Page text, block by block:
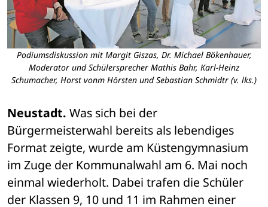
Podiumsdiskussion mit Margit Giszas, Dr. Michael Bökenhauer,
Moderator und Schülersprecher Mathis Bahr, Karl-Heinz
Schumacher, Horst vonm Hörsten und Sebastian Schmidtr (v. lks.)
Neustadt. Was sich bei der
Bürgermeisterwahl bereits als lebendiges
Format zeigte, wurde am Küstengymnasium
im Zuge der Kommunalwahl am 6. Mai noch
einmal wiederholt. Dabei trafen die Schüler
der Klassen 9, 10 und 11 im Rahmen einer